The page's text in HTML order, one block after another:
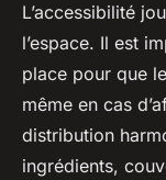
L’accessibilité
l’espace. Il est
place pour que
même en cas
distribution
ingrédients,